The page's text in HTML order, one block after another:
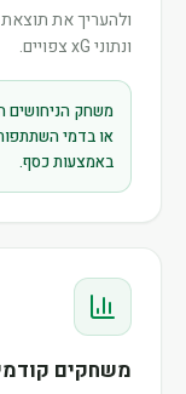
ולהעריך את
ונתוני xG צפויים.
משחק הניחושים
או בדמי
באמצעות כסף.
משחקים